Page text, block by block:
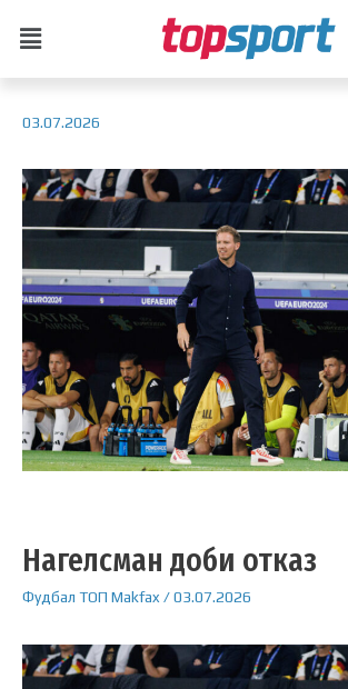
03.07.2026
Нагелсман доби отказ
Фудбал ТОП Makfax /03.07.2026